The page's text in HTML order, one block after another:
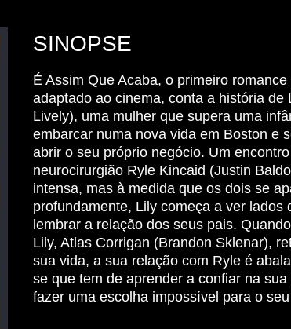
SINOPSE
É Assim Que Acaba, o primeiro
adaptado ao cinema, conta a história de
Lively), uma mulher que supera uma
embarcar numa nova vida em Boston e
abrir o seu próprio negócio. Um
neurocirurgião Ryle Kincaid (Justin
intensa, mas à medida que os dois se
profundamente, Lily começa a ver lados
lembrar a relação dos seus pais.
Lily, Atlas Corrigan (Brandon Sklenar),
sua vida, a sua relação com Ryle é
se que tem de aprender a confiar na
fazer uma escolha impossível para o